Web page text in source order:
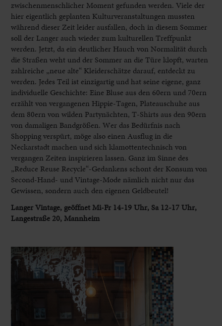
zwischenmenschlicher Moment gefunden werden. Viele der
hier eigentlich geplanten Kulturveranstaltungen mussten
während dieser Zeit leider ausfallen, doch in diesem Sommer
soll der Langer auch wieder zum kulturellen Treffpunkt
werden. Jetzt, da ein deutlicher Hauch von Normalität durch
die Straßen weht und der Sommer an die Türe klopft, warten
zahlreiche „neue alte“ Kleiderschätze darauf, entdeckt zu
werden. Jedes Teil ist einzigartig und hat seine eigene, ganz
individuelle Geschichte: Eine Bluse aus den 60ern und 70ern
erzählt von vergangenen Hippie-Tagen, Plateauschuhe aus
dem 80ern von wilden Partynächten, T-Shirts aus den 90ern
von damaligen Bandgrößen. Wer das Bedürfnis nach
Shopping verspürt, möge also einen Ausflug in die
Neckarstadt machen und sich klamottentechnisch von
vergangen Zeiten inspirieren lassen. Ganz im Sinne des
„Reduce Reuse Recycle“-Gedankens schont der Konsum von
Second-Hand- und Vintage-Mode nämlich nicht nur das
Gewissen, sondern auch den eigenen Geldbeutel!
Langer Vintage, geöffnet Mi-Fr 14-19 Uhr, Sa 12-17 Uhr,
Langestraße 20, Mannheim